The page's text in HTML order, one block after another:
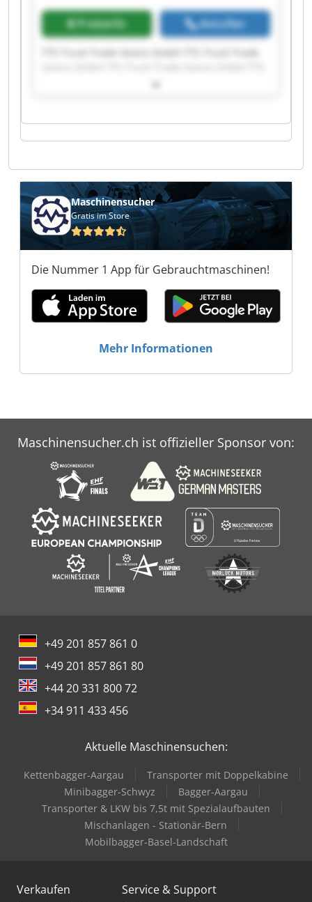
Preisinfo Anrufen
TTS Truck Trade Sevice GmbH TTS Truck Trade
Truck Trade Sevice GmbH TTS Truck Trade
Sevice GmbH TTS Truck Trade Sevice GmbH TTS
Truck Trade Sevice GmbH TTS Truck Trade
Truck Trade Sevice GmbH TTS Truck Trade
Sevice GmbH TTS Truck Trade Sevice GmbH TTS
Truck Trade Sevice GmbH TTS Truck Trade
Sevice GmbH TTS Truck Trade Sevice GmbH TTS
Truck Trade Sevice GmbH TTS Truck Trade
Sevice GmbH
Maschinensucher
Gratis im Store
Die Nummer 1 App für Gebrauchtmaschinen!
Mehr Informationen
Maschinensucher.ch ist offizieller Sponsor von:
+49 201 857 861 0
+49 201 857 861 80
+44 20 331 800 72
+34 911 433 456
Aktuelle Maschinensuchen:
Kettenbagger-Aargau
Transporter mit Doppelkabine
Minibagger-Schwyz
Bagger-Aargau
Transporter & LKW bis 7,5t mit Spezialaufbauten
Mischanlagen - Stationär-Bern
Mobilbagger-Basel-Landschaft
Verkaufen Service & Support